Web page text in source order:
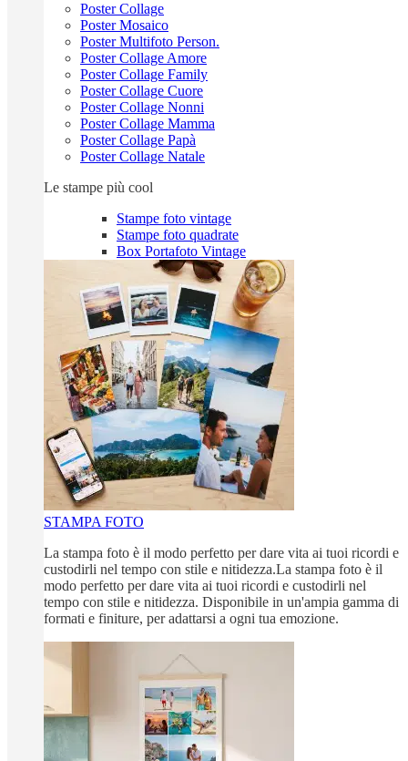
Poster Collage
Poster Mosaico
Poster Multifoto Person.
Poster Collage Amore
Poster Collage Family
Poster Collage Cuore
Poster Collage Nonni
Poster Collage Mamma
Poster Collage Papà
Poster Collage Natale
Le stampe più cool
Stampe foto vintage
Stampe foto quadrate
Box Portafoto Vintage
STAMPA FOTO
La stampa foto è il modo perfetto per dare vita ai tuoi ricordi e
custodirli nel tempo con stile e nitidezza.La stampa foto è il
modo perfetto per dare vita ai tuoi ricordi e custodirli nel
tempo con stile e nitidezza. Disponibile in un'ampia gamma di
formati e finiture, per adattarsi a ogni tua emozione.